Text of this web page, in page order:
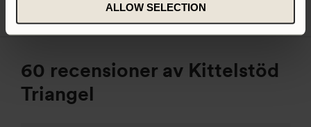
ALLOW SELECTION
60 recensioner av Kittelstöd
Triangel